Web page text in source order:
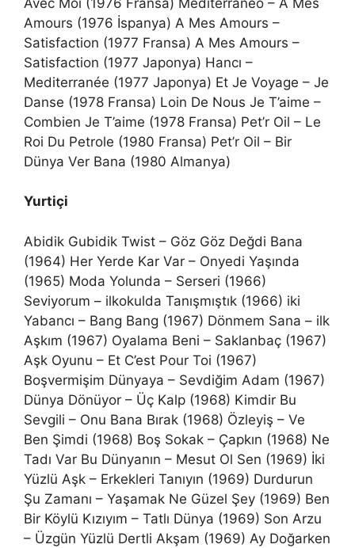
Amours (1976 İspanya) A Mes Amours –
Satisfaction (1977 Fransa) A Mes Amours –
Satisfaction (1977 Japonya) Hancı –
Mediterranée (1977 Japonya) Et Je Voyage – Je
Danse (1978 Fransa) Loin De Nous Je T’aime –
Combien Je T’aime (1978 Fransa) Pet’r Oil – Le
Roi Du Petrole (1980 Fransa) Pet’r Oil – Bir
Dünya Ver Bana (1980 Almanya)
Yurtiçi
Abidik Gubidik Twist – Göz Göz Değdi Bana
(1964) Her Yerde Kar Var – Onyedi Yaşında
(1965) Moda Yolunda – Serseri (1966)
Seviyorum – ilkokulda Tanışmıştık (1966) iki
Yabancı – Bang Bang (1967) Dönmem Sana – ilk
Aşkım (1967) Oyalama Beni – Saklanbaç (1967)
Aşk Oyunu – Et C’est Pour Toi (1967)
Boşvermişim Dünyaya – Sevdiğim Adam (1967)
Dünya Dönüyor – Üç Kalp (1968) Kimdir Bu
Sevgili – Onu Bana Bırak (1968) Özleyiş – Ve
Ben Şimdi (1968) Boş Sokak – Çapkın (1968) Ne
Tadı Var Bu Dünyanın – Mesut Ol Sen (1969) İki
Yüzlü Aşk – Erkekleri Tanıyın (1969) Durdurun
Şu Zamanı – Yaşamak Ne Güzel Şey (1969) Ben
Bir Köylü Kızıyım – Tatlı Dünya (1969) Son Arzu
– Üzgün Yüzlü Dertli Akşam (1969) Ay Doğarken